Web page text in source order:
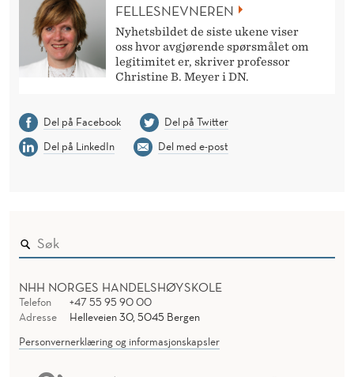
FELLESNEVNEREN
Nyhetsbildet de siste ukene viser
oss hvor avgjørende spørsmålet om
legitimitet er, skriver professor
Christine B. Meyer i DN.
Del på Facebook
Del på Twitter
Del på LinkedIn
Del med e-post
NHH NORGES HANDELSHØYSKOLE
Telefon
+47 55 95 90 00
Adresse
Helleveien 30, 5045 Bergen
Personvernerklæring og informasjonskapsler